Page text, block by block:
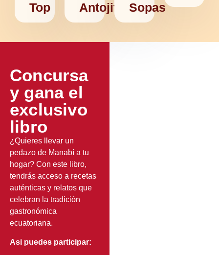
Top
AntojitosSopas
Concursa
y gana el
exclusivo
libro
¿Quieres llevar un
pedazo de Manabí a tu
hogar? Con este libro,
tendrás acceso a recetas
auténticas y relatos que
celebran la tradición
gastronómica
ecuatoriana.
Asi puedes participar: